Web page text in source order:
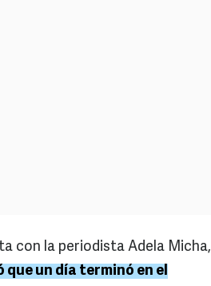
con la periodista Adela Micha,
que un día terminó en el